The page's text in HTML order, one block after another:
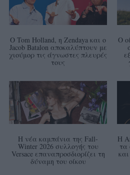
Ο Tom Holland, η Zendaya και ο
Jacob Batalon αποκαλύπτουν με
χιούμορ τις άγνωστες πλευρές
τους
Ο
Η νέα καμπάνια της Fall-
Winter 2026 συλλογής του
Versace επαναπροσδιορίζει τη
δύναμη του οίκου
Η
τα